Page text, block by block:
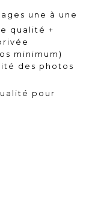
une à une
qualité +
minimum)
des photos
pour